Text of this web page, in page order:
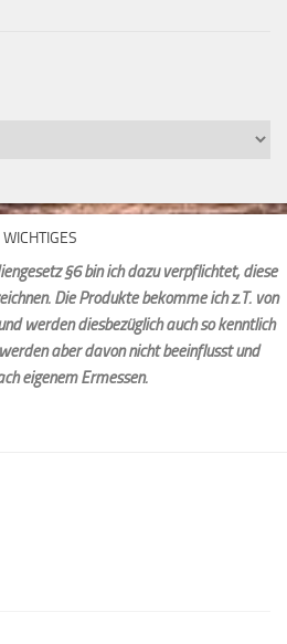
WICHTIGES
§6 bin ich dazu verpflichtet, diese
Die Produkte bekomme ich z.T. von
werden diesbezüglich auch so kenntlich
aber davon nicht beeinflusst und
eigenem Ermessen.